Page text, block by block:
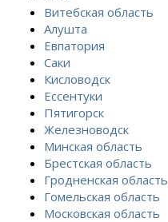
Витебская область
Алушта
Евпатория
Саки
Кисловодск
Ессентуки
Пятигорск
Железноводск
Минская область
Брестская область
Гродненская область
Гомельская область
Московская область